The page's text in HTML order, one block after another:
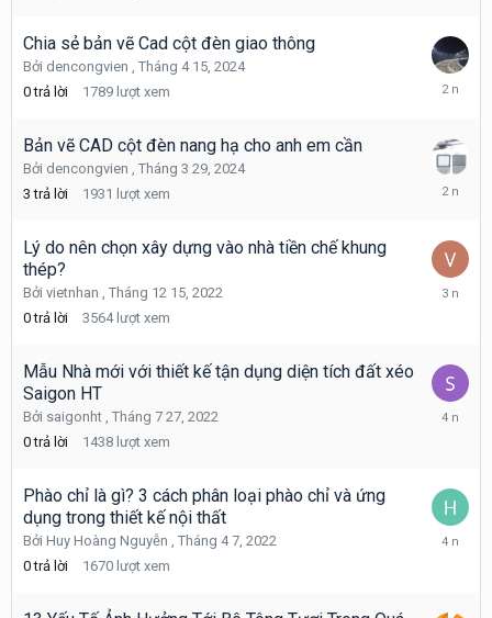
2024
Chia sẻ bản vẽ Cad cột đèn giao thông
Bởi dencongvien , Tháng 4 15, 2024
0 trả lời 1789 lượt xem
Tháng
2024
Bản vẽ CAD cột đèn nang hạ cho anh em cần
Bởi dencongvien , Tháng 3 29, 2024
3 trả lời 1931 lượt xem
Tháng
2024
Lý do nên chọn xây dựng vào nhà tiền chế khung
thép?
Bởi vietnhan , Tháng 12 15, 2022
0 trả lời 3564 lượt xem
Tháng
Mẫu Nhà mới với thiết kế tận dụng diện tích đất xéo
Saigon HT
Bởi saigonht , Tháng 7 27, 2022
0 trả lời 1438 lượt xem
Tháng
Phào chỉ là gì? 3 cách phân loại phào chỉ và ứng
dụng trong thiết kế nội thất
Bởi Huy Hoàng Nguyễn , Tháng 4 7, 2022
0 trả lời 1670 lượt xem
Tháng